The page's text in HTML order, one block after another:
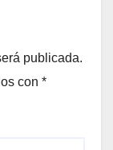
publicada.
con *